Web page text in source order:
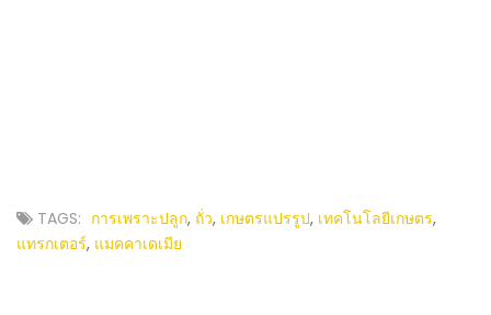
TAGS: การเพราะปลูก, ถั่ว, เกษตรแปรรูป, เทคโนโลยีเกษตร,
แทรกเตอร์, แมคคาเดเมีย